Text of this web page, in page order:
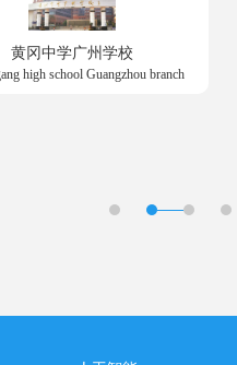
黄冈中学广州学校
high school Guangzhou branch